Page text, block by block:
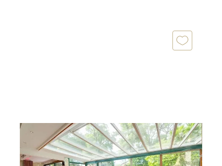
ST MAUR DES FOSSES 94
210 m2, 7 pièces
Ref : 1449